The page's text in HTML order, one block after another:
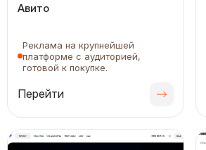
Авито
Реклама на крупнейшей
платформе с аудиторией,
готовой к покупке.
Перейти